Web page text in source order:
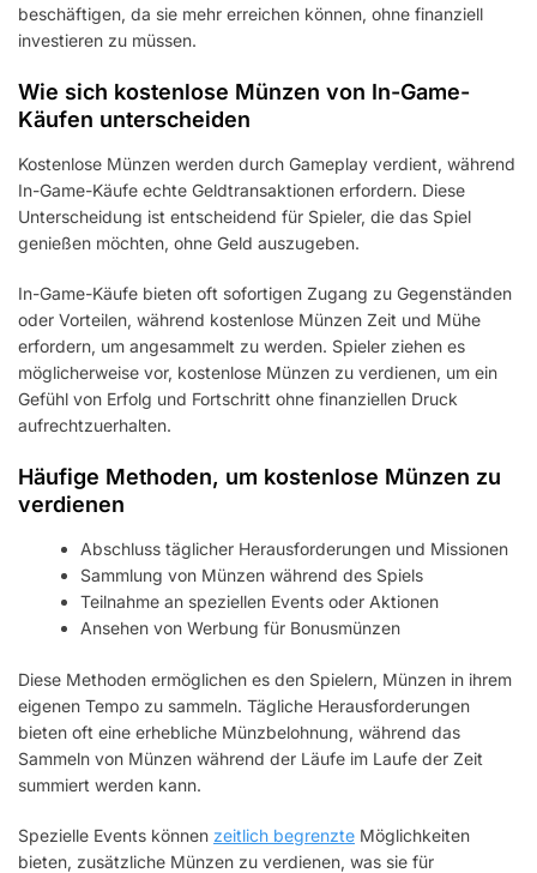
beschäftigen, da sie mehr erreichen können, ohne finanziell
investieren zu müssen.
Wie sich kostenlose Münzen von In-Game-
Käufen unterscheiden
Kostenlose Münzen werden durch Gameplay verdient, während
In-Game-Käufe echte Geldtransaktionen erfordern. Diese
Unterscheidung ist entscheidend für Spieler, die das Spiel
genießen möchten, ohne Geld auszugeben.
In-Game-Käufe bieten oft sofortigen Zugang zu Gegenständen
oder Vorteilen, während kostenlose Münzen Zeit und Mühe
erfordern, um angesammelt zu werden. Spieler ziehen es
möglicherweise vor, kostenlose Münzen zu verdienen, um ein
Gefühl von Erfolg und Fortschritt ohne finanziellen Druck
aufrechtzuerhalten.
Häufige Methoden, um kostenlose Münzen zu
verdienen
Abschluss täglicher Herausforderungen und Missionen
Sammlung von Münzen während des Spiels
Teilnahme an speziellen Events oder Aktionen
Ansehen von Werbung für Bonusmünzen
Diese Methoden ermöglichen es den Spielern, Münzen in ihrem
eigenen Tempo zu sammeln. Tägliche Herausforderungen
bieten oft eine erhebliche Münzbelohnung, während das
Sammeln von Münzen während der Läufe im Laufe der Zeit
summiert werden kann.
Spezielle Events können zeitlich begrenzte Möglichkeiten
bieten, zusätzliche Münzen zu verdienen, was sie für